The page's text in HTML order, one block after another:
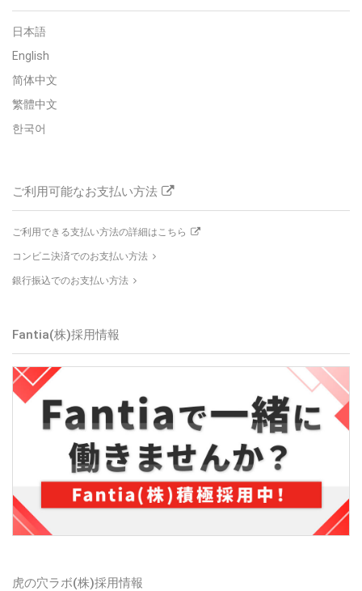
日本語
English
简体中文
繁體中文
한국어
ご利用可能なお支払い方法
ご利用できる支払い方法の詳細はこちら
コンビニ決済でのお支払い方法
銀行振込でのお支払い方法
Fantia(株)採用情報
虎の穴ラボ(株)採用情報